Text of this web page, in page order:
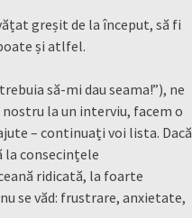
greșit de la început, să fi
și atlfel.
să-mi dau seama!”), ne
la un interviu, facem o
– continuați voi lista. Dacă
la consecințele
ridicată, la foarte
se văd: frustrare, anxietate,